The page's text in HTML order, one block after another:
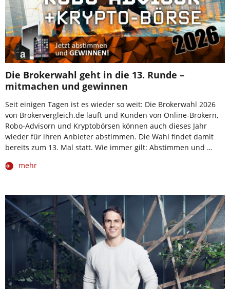
Die Brokerwahl geht in die 13. Runde –
mitmachen und gewinnen
Seit einigen Tagen ist es wieder so weit: Die Brokerwahl 2026
von Brokervergleich.de läuft und Kunden von Online-Brokern,
Robo-Advisorn und Kryptobörsen können auch dieses Jahr
wieder für ihren Anbieter abstimmen. Die Wahl findet damit
bereits zum 13. Mal statt. Wie immer gilt: Abstimmen und …
mehr